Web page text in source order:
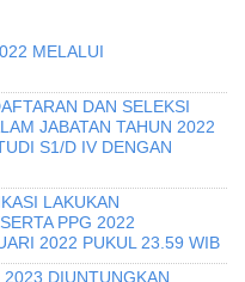
MELALUI
DAN SELEKSI
JABATAN TAHUN 2022
S1/D IV DENGAN
LAKUKAN
PPG 2022
2022 PUKUL 23.59 WIB
2023 DIUNTUNGKAN